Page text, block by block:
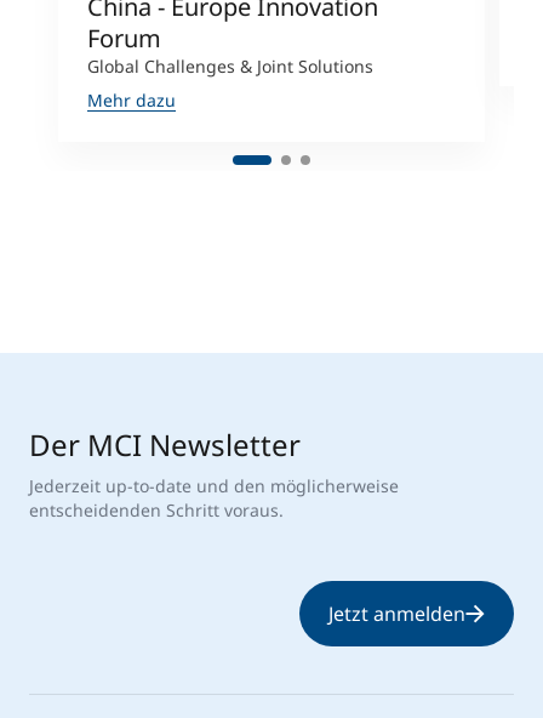
China - Europe Innovation
Forum
Global Challenges & Joint Solutions
Mehr dazu
Der MCI Newsletter
Jederzeit up-to-date und den möglicherweise
entscheidenden Schritt voraus.
Jetzt anmelden